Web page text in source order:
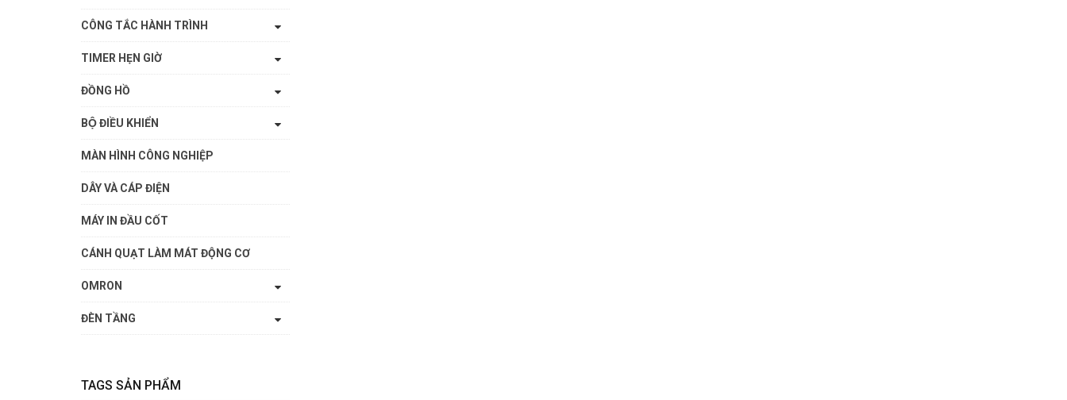
CÔNG TẮC HÀNH TRÌNH
TIMER HẸN GIỜ
ĐỒNG HỒ
BỘ ĐIỀU KHIỂN
MÀN HÌNH CÔNG NGHIỆP
DÂY VÀ CÁP ĐIỆN
MÁY IN ĐẦU CỐT
CÁNH QUẠT LÀM MÁT ĐỘNG CƠ
OMRON
ĐÈN TẦNG
TAGS SẢN PHẨM